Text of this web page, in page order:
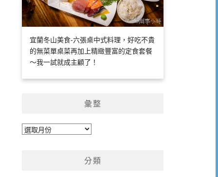
宜蘭冬山美食-六張桌中式料理，好吃不貴
的無菜單桌菜再加上精緻豐富的定食套餐
～我一試就成主顧了！
彙整
彙
分類